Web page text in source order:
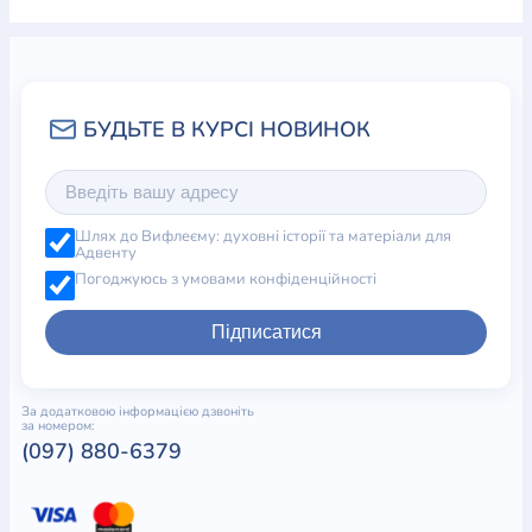
Шлях до Вифлеєму: духовні історії та матеріали для
Адвенту
Погоджуюсь з умовами конфіденційності
Підписатися
За додатковою інформацією дзвоніть
за номером:
(097) 880-6379